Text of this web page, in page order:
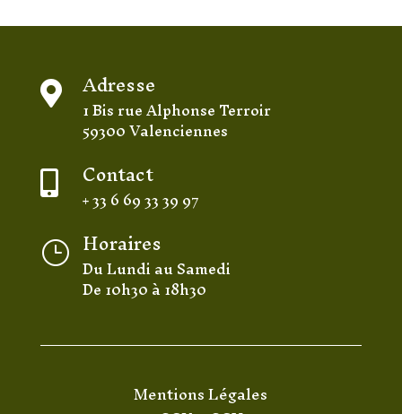
 Adresse
1 Bis rue Alphonse Terroir
59300 Valenciennes
 Contact
+ 33 6 69 33 39 97
} Horaires
Du Lundi au Samedi
De 10h30 à 18h30
Mentions Légales